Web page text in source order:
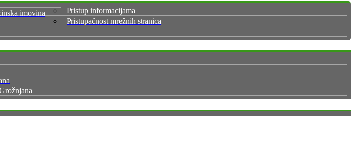
imovina
Pristup informacijama
Pristupačnost mrežnih stranica